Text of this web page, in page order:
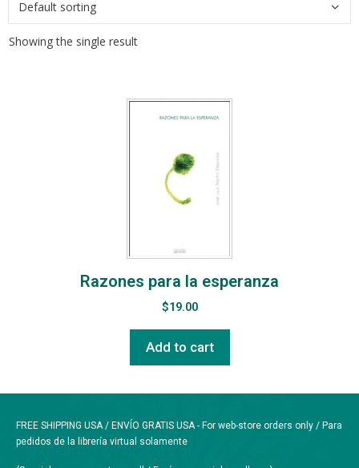
Showing the single result
Razones para la esperanza
$19.00
Add to cart
FREE SHIPPING USA / ENVÍO GRATIS USA - For web-store orders only / Para
pedidos de la librería virtual solamente